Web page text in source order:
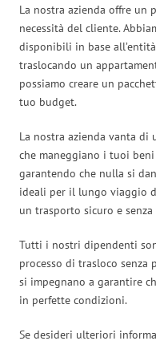
La nostra azienda offre un
necessità del cliente.
disponibili in base
traslocando un
possiamo creare un
tuo budget.
La nostra azienda vanta
che maneggiano i tuoi
garantendo che nulla si
ideali per il lungo viaggio
un trasporto sicuro e
Tutti i nostri dipendenti
processo di trasloco senza
si impegnano a garantire
in perfette condizioni.
Se desideri ulteriori